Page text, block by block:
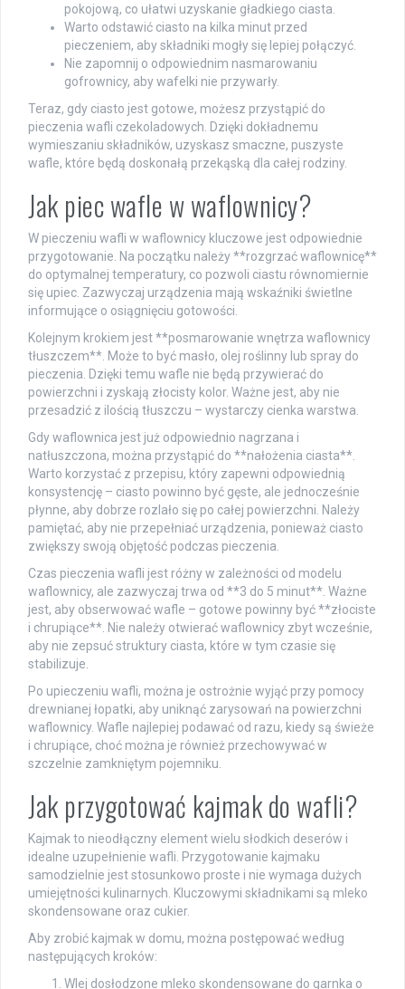
pokojową, co ułatwi uzyskanie gładkiego ciasta.
Warto odstawić ciasto na kilka minut przed
pieczeniem, aby składniki mogły się lepiej połączyć.
Nie zapomnij o odpowiednim nasmarowaniu
gofrownicy, aby wafelki nie przywarły.
Teraz, gdy ciasto jest gotowe, możesz przystąpić do
pieczenia wafli czekoladowych. Dzięki dokładnemu
wymieszaniu składników, uzyskasz smaczne, puszyste
wafle, które będą doskonałą przekąską dla całej rodziny.
Jak piec wafle w waflownicy?
W pieczeniu wafli w waflownicy kluczowe jest odpowiednie
przygotowanie. Na początku należy **rozgrzać waflownicę**
do optymalnej temperatury, co pozwoli ciastu równomiernie
się upiec. Zazwyczaj urządzenia mają wskaźniki świetlne
informujące o osiągnięciu gotowości.
Kolejnym krokiem jest **posmarowanie wnętrza waflownicy
tłuszczem**. Może to być masło, olej roślinny lub spray do
pieczenia. Dzięki temu wafle nie będą przywierać do
powierzchni i zyskają złocisty kolor. Ważne jest, aby nie
przesadzić z ilością tłuszczu – wystarczy cienka warstwa.
Gdy waflownica jest już odpowiednio nagrzana i
natłuszczona, można przystąpić do **nałożenia ciasta**.
Warto korzystać z przepisu, który zapewni odpowiednią
konsystencję – ciasto powinno być gęste, ale jednocześnie
płynne, aby dobrze rozlało się po całej powierzchni. Należy
pamiętać, aby nie przepełniać urządzenia, ponieważ ciasto
zwiększy swoją objętość podczas pieczenia.
Czas pieczenia wafli jest różny w zależności od modelu
waflownicy, ale zazwyczaj trwa od **3 do 5 minut**. Ważne
jest, aby obserwować wafle – gotowe powinny być **złociste
i chrupiące**. Nie należy otwierać waflownicy zbyt wcześnie,
aby nie zepsuć struktury ciasta, które w tym czasie się
stabilizuje.
Po upieczeniu wafli, można je ostrożnie wyjąć przy pomocy
drewnianej łopatki, aby uniknąć zarysowań na powierzchni
waflownicy. Wafle najlepiej podawać od razu, kiedy są świeże
i chrupiące, choć można je również przechowywać w
szczelnie zamkniętym pojemniku.
Jak przygotować kajmak do wafli?
Kajmak to nieodłączny element wielu słodkich deserów i
idealne uzupełnienie wafli. Przygotowanie kajmaku
samodzielnie jest stosunkowo proste i nie wymaga dużych
umiejętności kulinarnych. Kluczowymi składnikami są mleko
skondensowane oraz cukier.
Aby zrobić kajmak w domu, można postępować według
następujących kroków:
Wlej dosłodzone mleko skondensowane do garnka o